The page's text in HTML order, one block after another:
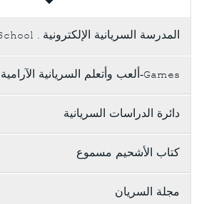
المدرسة السريانية الإلكترونية . Syriac e-School
Games-ألعب وأتعلم السريانية الآرامية
دائرة الدراسات السريانية
كتاب الأشحيم مسموع
مجلة السريان